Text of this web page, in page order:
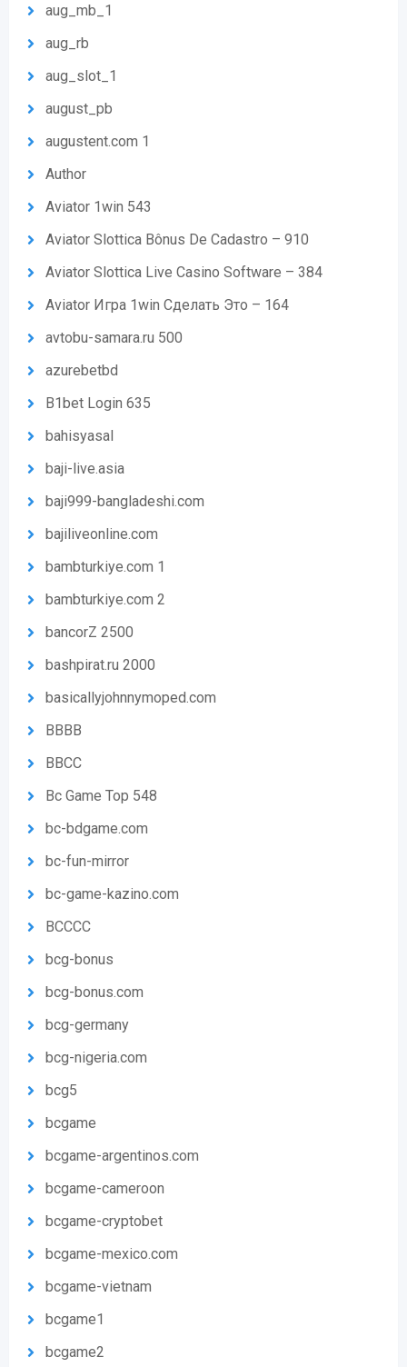
aug_mb_1
aug_rb
aug_slot_1
august_pb
augustent.com 1
Author
Aviator 1win 543
Aviator Slottica Bônus De Cadastro – 910
Aviator Slottica Live Casino Software – 384
Aviator Игра 1win Сделать Это – 164
avtobu-samara.ru 500
azurebetbd
B1bet Login 635
bahisyasal
baji-live.asia
baji999-bangladeshi.com
bajiliveonline.com
bambturkiye.com 1
bambturkiye.com 2
bancorZ 2500
bashpirat.ru 2000
basicallyjohnnymoped.com
BBBB
BBCC
Bc Game Top 548
bc-bdgame.com
bc-fun-mirror
bc-game-kazino.com
BCCCC
bcg-bonus
bcg-bonus.com
bcg-germany
bcg-nigeria.com
bcg5
bcgame
bcgame-argentinos.com
bcgame-cameroon
bcgame-cryptobet
bcgame-mexico.com
bcgame-vietnam
bcgame1
bcgame2